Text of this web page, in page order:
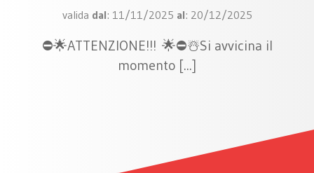
valida dal: 11/11/2025 al: 20/12/2025
⛔🌟ATTENZIONE!!! 🌟⛔☃️Si avvicina il
momento [...]